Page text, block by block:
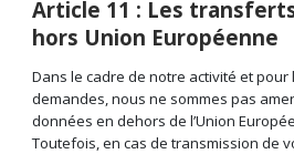
Article 11 : Les
hors Union Européenne
Dans le cadre de notre activité et pour
demandes, nous ne sommes pas
données en dehors de l’Union
Toutefois, en cas de transmission de